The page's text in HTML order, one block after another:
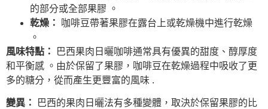
的部分或全部果膠 。
乾燥：
咖啡豆帶著果膠在露台上或乾燥機中進行乾燥
。
風味特點：
巴西果肉日曬咖啡通常具有優異的甜度、醇厚度
和平衡感 。由於保留了果膠，咖啡豆在乾燥過程中吸收了更
多的糖分，從而產生更豐富的風味 .
變異：
巴西的果肉日曬法有多種變體，取決於保留果膠的比